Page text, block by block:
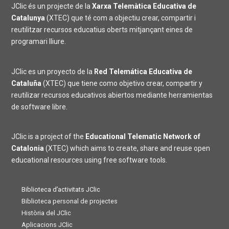
JClic és un projecte de la Xarxa Telemàtica Educativa de
Catalunya (XTEC) que té com a objectiu crear, compartir i
reutilitzar recursos educatius oberts mitjançant eines de
programari lliure.
JClic es un proyecto de la Red Telemática Educativa de
Cataluña (XTEC) que tiene como objetivo crear, compartir y
reutilizar recursos educativos abiertos mediante herramientas
de software libre.
JClic is a project of the Educational Telematic Network of
Catalonia (XTEC) which aims to create, share and reuse open
educational resources using free software tools.
Biblioteca d’activitats JClic
Biblioteca personal de projectes
Història del JClic
Aplicacions JClic